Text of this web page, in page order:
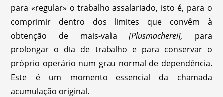
para «regular» o trabalho assalariado, isto é, para o
comprimir dentro dos limites que convêm à
obtenção de mais-valia[Plusmacherei], para
prolongar o dia de trabalho e para conservar o
próprio operário num grau normal de dependência.
Este é um momento essencial da chamada
acumulação original.